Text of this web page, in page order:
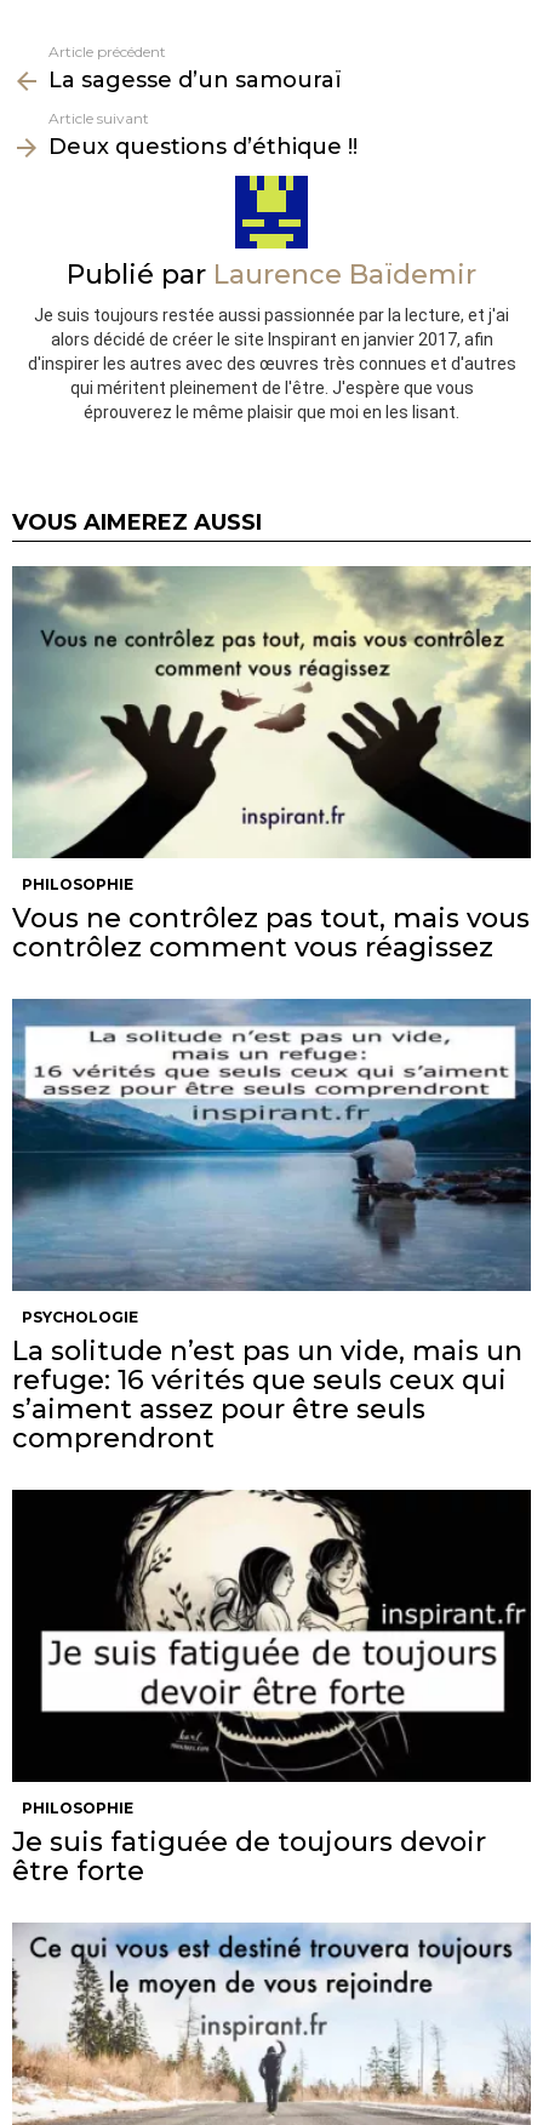
plus
Article précédent
La sagesse d’un samouraï
Article suivant
Deux questions d’éthique !!
Publié par Laurence Baïdemir
Je suis toujours restée aussi passionnée par la lecture, et j'ai
alors décidé de créer le site Inspirant en janvier 2017, afin
d'inspirer les autres avec des œuvres très connues et d'autres
qui méritent pleinement de l'être. J'espère que vous
éprouverez le même plaisir que moi en les lisant.
VOUS AIMEREZ AUSSI
PHILOSOPHIE
Vous ne contrôlez pas tout, mais vous
contrôlez comment vous réagissez
PSYCHOLOGIE
La solitude n’est pas un vide, mais un
refuge: 16 vérités que seuls ceux qui
s’aiment assez pour être seuls
comprendront
PHILOSOPHIE
Je suis fatiguée de toujours devoir
être forte